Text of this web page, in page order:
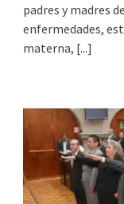
padres y madres
enfermedades,
materna, [...]